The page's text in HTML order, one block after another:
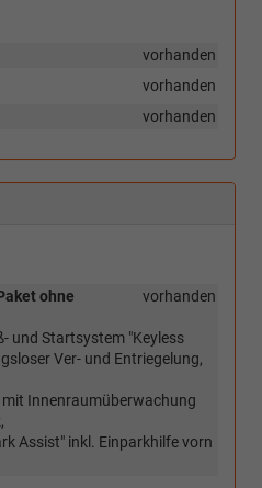
vorhanden
vorhanden
vorhanden
vorhanden
ohne
und Startsystem "Keyless
Ver- und Entriegelung,
Innenraumüberwachung
Assist" inkl. Einparkhilfe vorn